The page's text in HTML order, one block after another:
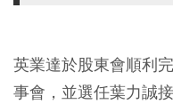
英業達於股東會順利
事會，並選任葉力誠